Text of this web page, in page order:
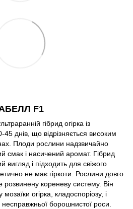
F1
гібрид огірка із
днів, що відрізняється високим
Плоди рослини надзвичайно
смак і насичений аромат. Гібрид
і підходить для свіжого
не має гіркоти. Рослини довго
кореневу систему. Він
мозаїки огірка, кладоспоріозу, і
несправжньої борошнистої роси.